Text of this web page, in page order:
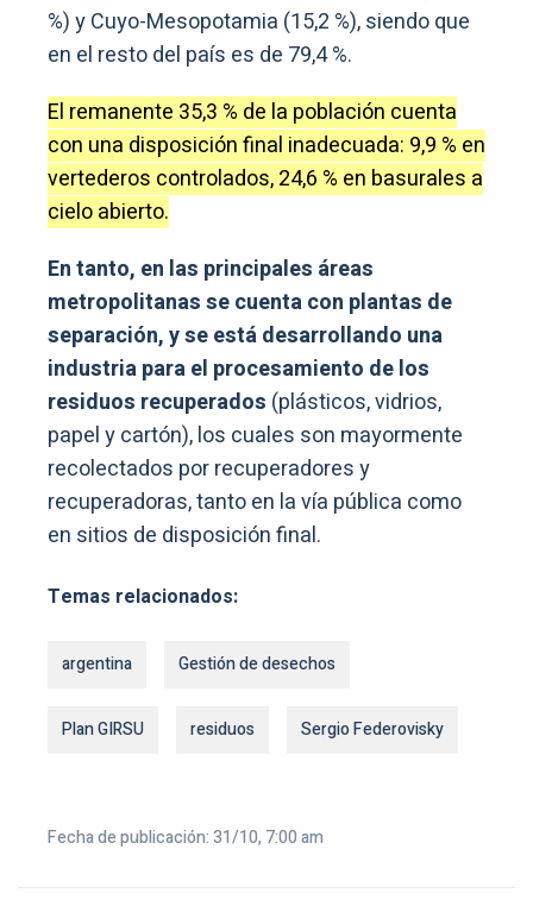
%) y Cuyo-Mesopotamia (15,2 %), siendo que
en el resto del país es de 79,4 %.
El remanente 35,3 % de la población cuenta
con una disposición final inadecuada: 9,9 % en
vertederos controlados, 24,6 % en basurales a
cielo abierto.
En tanto, en las principales áreas
metropolitanas se cuenta con plantas de
separación, y se está desarrollando una
industria para el procesamiento de los
residuos recuperados (plásticos, vidrios,
papel y cartón), los cuales son mayormente
recolectados por recuperadores y
recuperadoras, tanto en la vía pública como
en sitios de disposición final.
Temas relacionados:
argentina Gestión de desechos
Plan GIRSU residuos Sergio Federovisky
Fecha de publicación: 31/10, 7:00 am